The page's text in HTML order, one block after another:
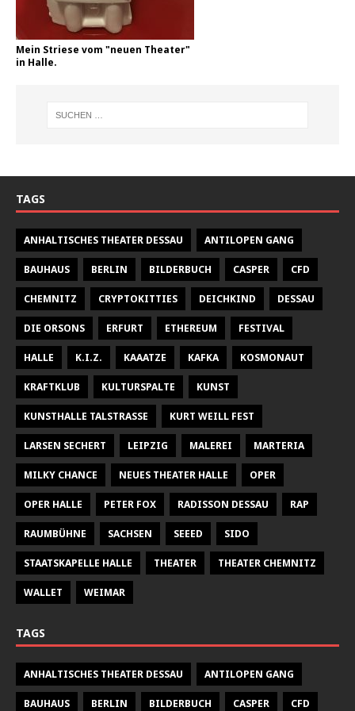
Mein Striese vom "neuen Theater"
in Halle.
TAGS
ANHALTISCHES THEATER DESSAU ANTILOPEN GANG
BAUHAUS BERLIN BILDERBUCH CASPER CFD
CHEMNITZ CRYPTOKITTIES DEICHKIND DESSAU
DIE ORSONS ERFURT ETHEREUM FESTIVAL
HALLE K.I.Z. KAAATZE KAFKA KOSMONAUT
KRAFTKLUB KULTURSPALTE KUNST
KUNSTHALLE TALSTRASSE KURT WEILL FEST
LARSEN SECHERT LEIPZIG MALEREI MARTERIA
MILKY CHANCE NEUES THEATER HALLE OPER
OPER HALLE PETER FOX RADISSON DESSAU RAP
RAUMBÜHNE SACHSEN SEEED SIDO
STAATSKAPELLE HALLE THEATER THEATER CHEMNITZ
WALLET WEIMAR
TAGS
ANHALTISCHES THEATER DESSAU ANTILOPEN GANG
BAUHAUS BERLIN BILDERBUCH CASPER CFD